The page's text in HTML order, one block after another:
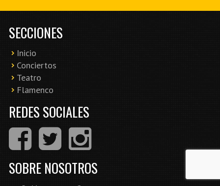
SECCIONES
Inicio
Conciertos
Teatro
Flamenco
REDES SOCIALES
SOBRE NOSOTROS